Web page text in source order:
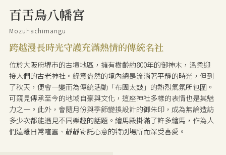
百舌鳥八幡宮
Mozuhachimangu
跨越漫長時光守護充滿熱情的傳統名社
位於大阪府堺市的古墳地區，擁有樹齡約800年的御神木，溫柔迎
接人們的古老神社。綠意盎然的境內總是流淌著平靜的時光，但到
了秋天，便會一變而為傳統活動「布團太鼓」的熱烈氣氛所包圍。
可窺見傳承至今的地域自豪與文化，這座神社多樣的表情也是其魅
力之一。此外，會隨月份與季節變換設計的御朱印，成為無論造訪
多少次都能遇見不同樂趣的話題。繪馬殿掛滿了許多繪馬，作為人
們遠離日常喧囂、靜靜寄託心意的特別場所而深受喜愛。